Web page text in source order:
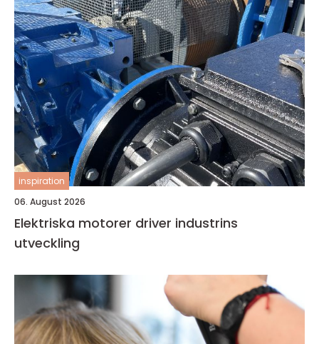
inspiration
06. August 2026
Elektriska motorer driver industrins
utveckling